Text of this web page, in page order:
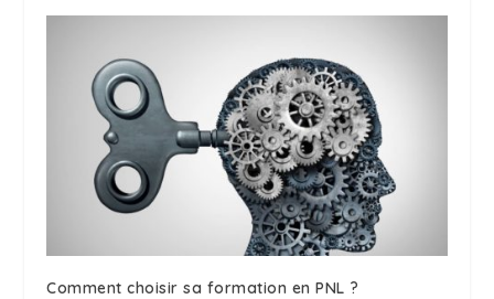
Comment choisir sa formation en PNL ?